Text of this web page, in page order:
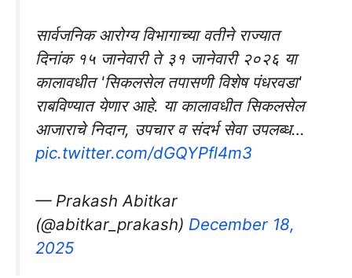
सार्वजनिक आरोग्य विभागाच्या वतीने राज्यात
दिनांक १५ जानेवारी ते ३१ जानेवारी २०२६ या
कालावधीत 'सिकलसेल तपासणी विशेष पंधरवडा'
राबविण्यात येणार आहे. या कालावधीत सिकलसेल
आजाराचे निदान, उपचार व संदर्भ सेवा उपलब्ध…
pic.twitter.com/dGQYPfl4m3
— Prakash Abitkar
(@abitkar_prakash) December 18,
2025